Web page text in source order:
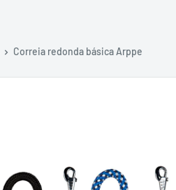
Correia redonda básica Arppe